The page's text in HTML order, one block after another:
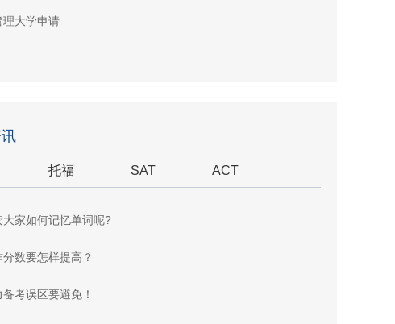
理大学申请
托福 SAT ACT
大家如何记忆单词呢?
数要怎样提高？
考误区要避免！